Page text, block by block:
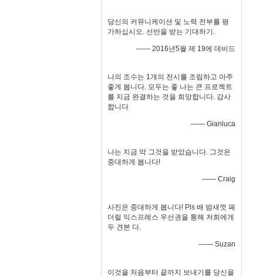
당신의 커뮤니케이션 및 노력 전부를 평
가하십시오. 선반을 받는 기대하기.
—— 2016년5월 제 19에 데비드
나의 조수는 1개의 전시를 조립하고 아주
좋게 봅니다. 모두는 좋 나는 큰 프로젝트
를 지금 완결하는 것을 희망합니다. 감사
합니다
—— Gianluca
나는 지금 막 그것을 받았습니다. 그것은
중대하게 봅니다!
—— Craig
사진은 중대하게 봅니다! Pls 배 밤새껏 페
더럴 익스프레스 우선권을 통해 저희에게
두 견본 다.
—— Suzan
이것을 처음부터 끝까지 보내기를 당신을